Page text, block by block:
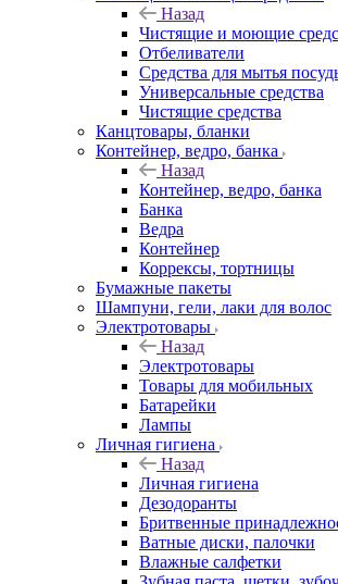
Назад
Чистящие и моющие
Отбеливатели
Средства для мытья
Универсальные средства
Чистящие средства
Канцтовары, бланки
Контейнер, ведро, банка
Назад
Контейнер, ведро, банка
Банка
Ведра
Контейнер
Коррексы, тортницы
Бумажные пакеты
Шампуни, гели, лаки для волос
Электротовары
Назад
Электротовары
Товары для мобильных
Батарейки
Лампы
Личная гигиена
Назад
Личная гигиена
Дезодоранты
Бритвенные
Ватные диски, палочки
Влажные салфетки